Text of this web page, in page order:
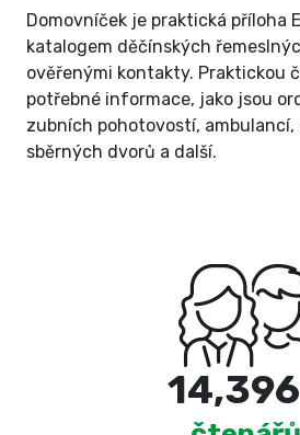
Domovníček je praktická příloha
katalogem děčínských
ověřenými kontakty. Praktickou
potřebné informace, jako jsou
zubních pohotovostí, ambulancí,
sběrných dvorů a další.
15,000